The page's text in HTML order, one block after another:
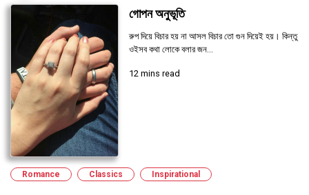
গোপন অনুভূতি
রুপ দিয়ে বিচার হয় না আসল বিচার তো গুন দিয়েই হয়। কিন্তু
ওইসব কথা লোকে বলার জন...
12 mins read
Romance Classics Inspirational